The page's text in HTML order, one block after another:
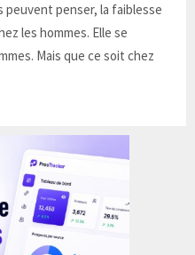
peuvent penser, la faiblesse
les hommes. Elle se
Mais que ce soit chez